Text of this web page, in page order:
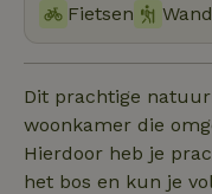
Fietsen
Dit prachtige
woonkamer die
Hierdoor heb je
het bos en kun je